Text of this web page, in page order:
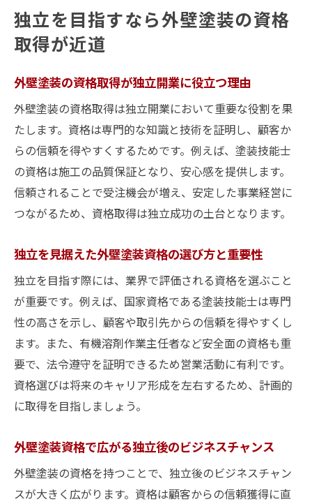
独立を目指すなら外壁塗装の資格
取得が近道
外壁塗装の資格取得が独立開業に役立つ理由
外壁塗装の資格取得は独立開業において重要な役割を果
たします。資格は専門的な知識と技術を証明し、顧客か
らの信頼を得やすくするためです。例えば、塗装技能士
の資格は施工の品質保証となり、安心感を提供します。
信頼されることで受注機会が増え、安定した事業経営に
つながるため、資格取得は独立成功の土台となります。
独立を見据えた外壁塗装資格の選び方と重要性
独立を目指す際には、業界で評価される資格を選ぶこと
が重要です。例えば、国家資格である塗装技能士は専門
性の高さを示し、顧客や取引先からの信頼を得やすくし
ます。また、有機溶剤作業主任者など安全面の資格も重
要で、法令遵守を証明できるため営業活動に有利です。
資格選びは将来のキャリア形成を左右するため、計画的
に取得を目指しましょう。
外壁塗装資格で広がる独立後のビジネスチャンス
外壁塗装の資格を持つことで、独立後のビジネスチャン
スが大きく広がります。資格は顧客からの信頼獲得に直